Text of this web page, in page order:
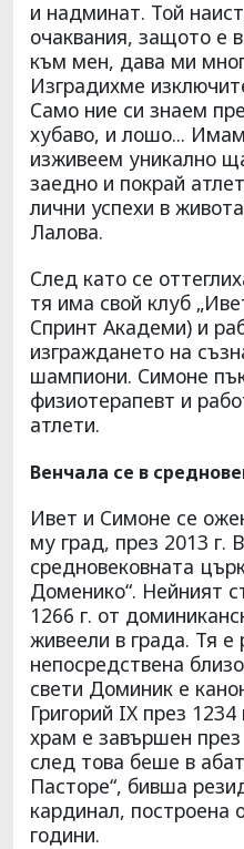
и надминат. Той
очаквания, защото е
към мен, дава ми
Изградихме
Само ние си знаем
хубаво, и лошо...
изживеем уникално
заедно и покрай
лични успехи в
Лалова.
След като се
тя има свой клуб
Спринт Академи) и
изграждането на
шампиони. Симоне
физиотерапевт и
атлети.
Венчала се в
Ивет и Симоне се
му град, през 2013 г.
средновековната
Доменико“. Нейният
1266 г. от
живеели в града. Тя е
непосредствена
свети Доминик е
Григорий IX през
храм е завършен
след това беше в
Пасторе“, бивша
кардинал, построена
години.